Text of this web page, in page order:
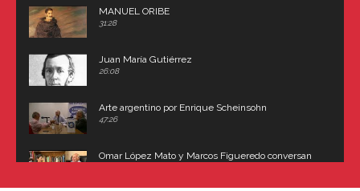
MANUEL ORIBE
31:28
Juan María Gutiérrez
26:08
Arte argentino por Enrique Scheinsohn
47:26
Omar López Mato y Marcos Figueredo conversan